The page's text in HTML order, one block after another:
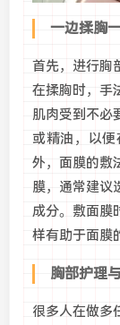
一边揉胸
首先，进行胸
在揉胸时，手
肌肉受到不必
或精油，以
外，面膜的敷
膜，通常建议
成分。敷面膜
样有助于面膜
胸部护理
很多人在做多